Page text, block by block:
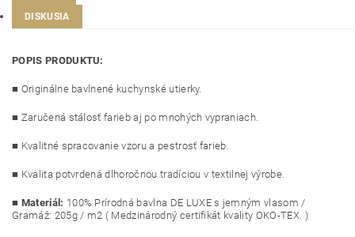
DISKUSIA
POPIS PRODUKTU:
■ Originálne bavlnené kuchynské utierky.
■ Zaručená stálosť farieb aj po mnohých vypraniach.
■ Kvalitné spracovanie vzoru a pestrosť farieb.
■ Kvalita potvrdená dlhoročnou tradíciou v textilnej výrobe.
■ Materiál: 100% Prírodná bavlna DE LUXE s jemným vlasom /
Gramáž: 205g / m2 ( Medzinárodný certifikát kvality OKO-TEX. )